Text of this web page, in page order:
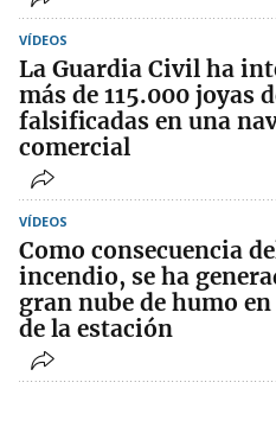
VÍDEOS
La Guardia Civil ha
más de 115.000 joyas
falsificadas en una
comercial
VÍDEOS
Como consecuencia
incendio, se ha
gran nube de humo
de la estación